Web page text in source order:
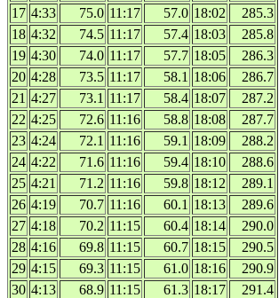
17 4:33 75.0 11:17 57.0 18:02
285.3
18 4:32 74.5 11:17 57.4 18:03
285.8
19 4:30 74.0 11:17 57.7 18:05
286.3
20 4:28 73.5 11:17 58.1 18:06
286.7
21 4:27 73.1 11:17 58.4 18:07
287.2
22 4:25 72.6 11:16 58.8 18:08
287.7
23 4:24 72.1 11:16 59.1 18:09
288.2
24 4:22 71.6 11:16 59.4 18:10
288.6
25 4:21 71.2 11:16 59.8 18:12
289.1
26 4:19 70.7 11:16 60.1 18:13
289.6
27 4:18 70.2 11:15 60.4 18:14
290.0
28 4:16 69.8 11:15 60.7 18:15
290.5
29 4:15 69.3 11:15 61.0 18:16
290.9
30 4:13 68.9 11:15 61.3 18:17
291.4